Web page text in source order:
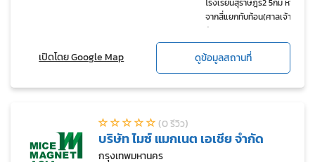
โรงเรียนสุราษฎร์2 5กม ห่าง
จากสี่แยกทับท้อน(ศาลเจ้าแม่
ทัยทิม) 500เมตร
เปิดโดย Google Map ดูข้อมูลสถานที่
(0 รีวิว)
บริษัท ไมซ์ แมกเนต เอเชีย จำกัด
กรุงเทพมหานคร